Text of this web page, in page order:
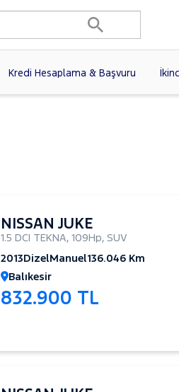
Kredi Hesaplama & Başvuru
NISSAN JUKE
1.5 DCI TEKNA, 109Hp, SUV
2013DizelManuel136.046 Km
Balıkesir
832.900 TL